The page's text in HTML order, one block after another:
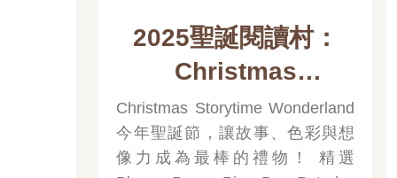
2025聖誕閱讀村：
Christmas
Storytime
Wonderland
Christmas Storytime Wonderland
今年聖誕節，讓故事、色彩與想
像力成為最棒的禮物！ 精選